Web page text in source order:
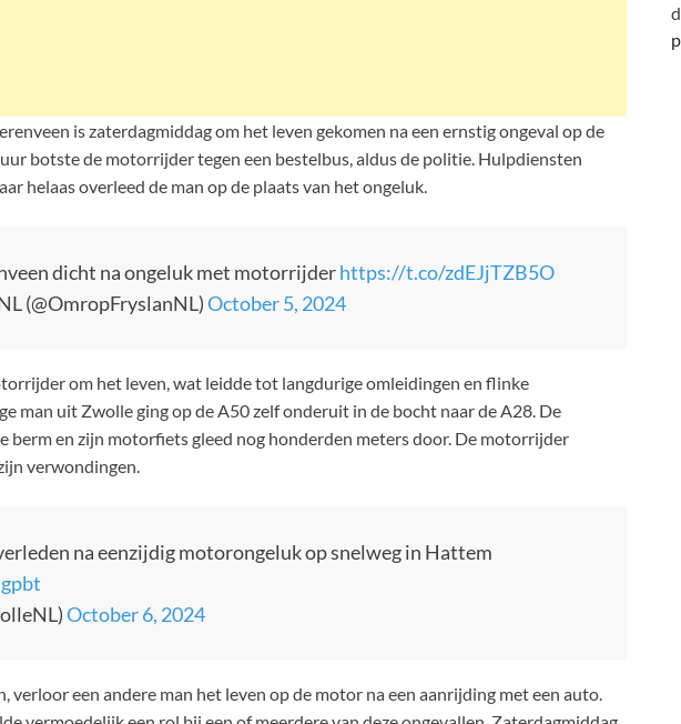
is zaterdagmiddag om het leven gekomen na een ernstig ongeval op de
botste de motorrijder tegen een bestelbus, aldus de politie. Hulpdiensten
helaas overleed de man op de plaats van het ongeluk.
dicht na ongeluk met motorrijderhttps://t.co/zdEJjTZB5O
(@OmropFryslanNL)October 5, 2024
om het leven, wat leidde tot langdurige omleidingen en flinke
man uit Zwolle ging op de A50 zelf onderuit in de bocht naar de A28. De
berm en zijn motorfiets gleed nog honderden meters door. De motorrijder
verwondingen.
na eenzijdig motorongeluk op snelweg in Hattem
October 6, 2024
verloor een andere man het leven op de motor na een aanrijding met een auto.